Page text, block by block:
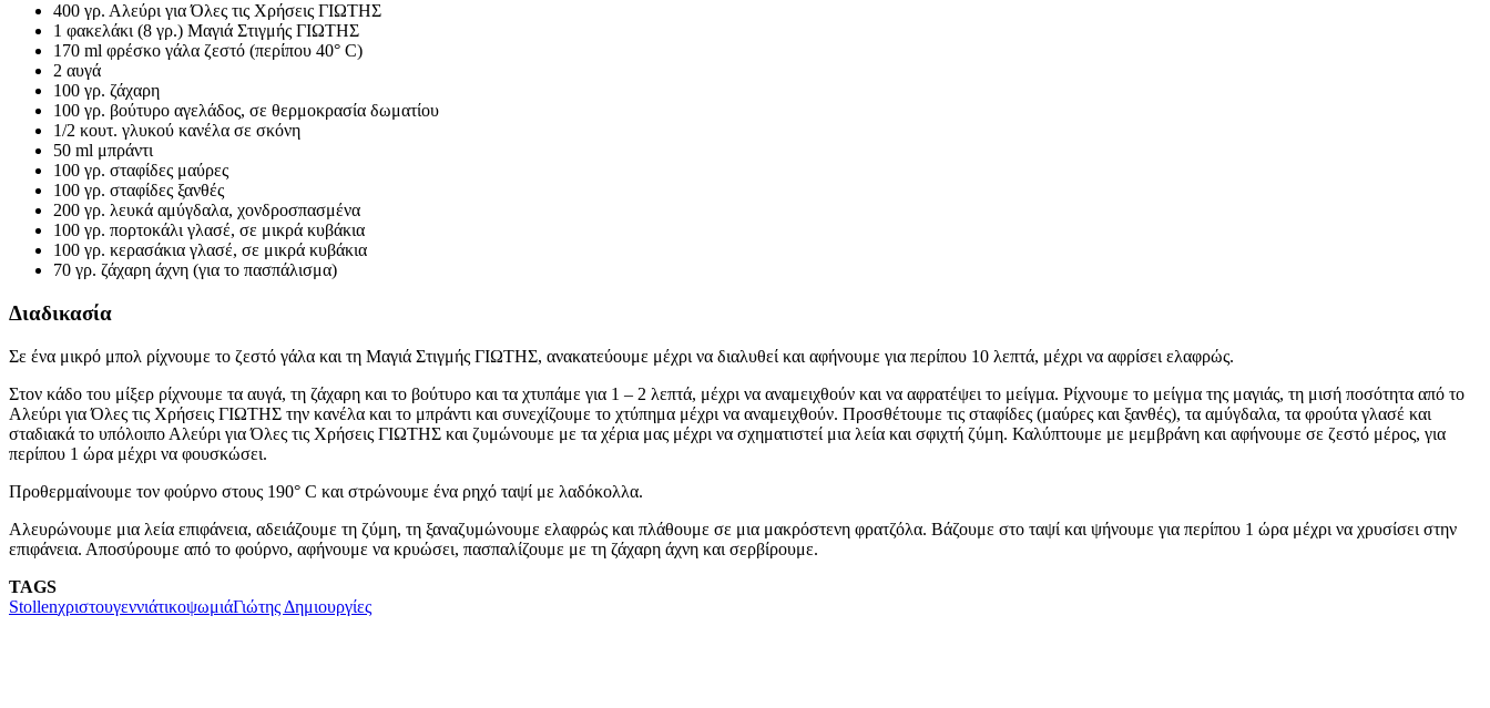
400 γρ. Αλεύρι για Όλες τις Χρήσεις ΓΙΩΤΗΣ
1 φακελάκι (8 γρ.) Μαγιά Στιγμής ΓΙΩΤΗΣ
170 ml φρέσκο γάλα ζεστό (περίπου 40° C)
2 αυγά
100 γρ. ζάχαρη
100 γρ. βούτυρο αγελάδος, σε θερμοκρασία δωματίου
1/2 κουτ. γλυκού κανέλα σε σκόνη
50 ml μπράντι
100 γρ. σταφίδες μαύρες
100 γρ. σταφίδες ξανθές
200 γρ. λευκά αμύγδαλα, χονδροσπασμένα
100 γρ. πορτοκάλι γλασέ, σε μικρά κυβάκια
100 γρ. κερασάκια γλασέ, σε μικρά κυβάκια
70 γρ. ζάχαρη άχνη (για το πασπάλισμα)
Διαδικασία
Σε ένα μικρό μπολ ρίχνουμε το ζεστό γάλα και τη Μαγιά Στιγμής ΓΙΩΤΗΣ, ανακατεύουμε μέχρι να διαλυθεί και αφήνουμε για περίπου 10 λεπτά, μέχρι να αφρίσει ελαφρώς.
Στον κάδο του μίξερ ρίχνουμε τα αυγά, τη ζάχαρη και το βούτυρο και τα χτυπάμε για 1 – 2 λεπτά, μέχρι να αναμειχθούν και να αφρατέψει το μείγμα. Ρίχνουμε το μείγμα της μαγιάς, τη μισή ποσότητα από το
Αλεύρι για Όλες τις Χρήσεις ΓΙΩΤΗΣ την κανέλα και το μπράντι και συνεχίζουμε το χτύπημα μέχρι να αναμειχθούν. Προσθέτουμε τις σταφίδες (μαύρες και ξανθές), τα αμύγδαλα, τα φρούτα γλασέ και
σταδιακά το υπόλοιπο Αλεύρι για Όλες τις Χρήσεις ΓΙΩΤΗΣ και ζυμώνουμε με τα χέρια μας μέχρι να σχηματιστεί μια λεία και σφιχτή ζύμη. Καλύπτουμε με μεμβράνη και αφήνουμε σε ζεστό μέρος, για
περίπου 1 ώρα μέχρι να φουσκώσει.
Προθερμαίνουμε τον φούρνο στους 190° C και στρώνουμε ένα ρηχό ταψί με λαδόκολλα.
Αλευρώνουμε μια λεία επιφάνεια, αδειάζουμε τη ζύμη, τη ξαναζυμώνουμε ελαφρώς και πλάθουμε σε μια μακρόστενη φρατζόλα. Βάζουμε στο ταψί και ψήνουμε για περίπου 1 ώρα μέχρι να χρυσίσει στην
επιφάνεια. Αποσύρουμε από το φούρνο, αφήνουμε να κρυώσει, πασπαλίζουμε με τη ζάχαρη άχνη και σερβίρουμε.
TAGS
StollenχριστουγεννιάτικοψωμιάΓιώτης Δημιουργίες